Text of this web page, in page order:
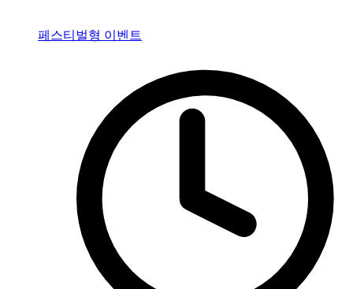
페스티벌형 이벤트